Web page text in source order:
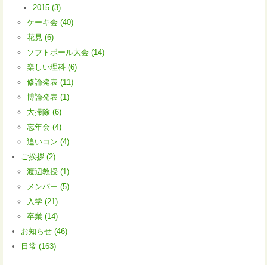
2015 (3)
ケーキ会 (40)
花見 (6)
ソフトボール大会 (14)
楽しい理科 (6)
修論発表 (11)
博論発表 (1)
大掃除 (6)
忘年会 (4)
追いコン (4)
ご挨拶 (2)
渡辺教授 (1)
メンバー (5)
入学 (21)
卒業 (14)
お知らせ (46)
日常 (163)